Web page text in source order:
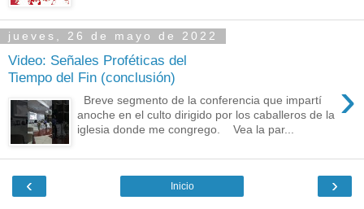
jueves, 26 de mayo de 2022
Video: Señales Proféticas del
Tiempo del Fin (conclusión)
›
Breve segmento de la conferencia que impartí
anoche en el culto dirigido por los caballeros de la
iglesia donde me congrego. Vea la par...
‹ ›
Inicio